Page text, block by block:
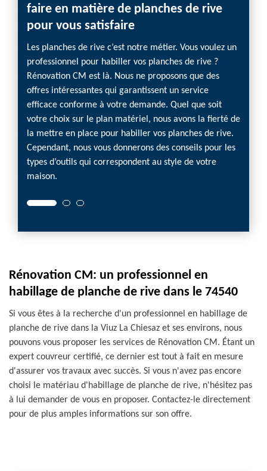
faire en matière de planches de rive
pour vous satisfaire
Les planches de rive c’est notre métier. Vous voulez un
professionnel pour habiller vos planches de rive ?
Rénovation CM est là. Nous ne proposons que des
offres intéressantes qui garantissent un service
efficace conforme à votre demande. Quel que soit
votre choix sur le plan matériel, nous avons la fierté de
la mettre en place pour habiller vos planches de rive.
Cependant, nous vous donnerons des conseils pour les
types d’outils qui correspondent au style de votre
maison.
Rénovation CM: un professionnel en
habillage de planche de rive dans le 74540
Si vous êtes à la recherche d'un professionnel en habillage de
planche de rive dans la Viuz La Chiesaz et ses environs, nous
pouvons vous proposer les services de Rénovation CM. Étant un
expert couvreur certifié, ce dernier est tout à fait en mesure
d'assurer vos travaux avec succès. Si vous n'avez pas encore
choisi le matériau d'habillage de planche de rive, n'hésitez pas
à lui demander de vous en proposer. Contactez-le directement
pour de plus amples informations sur son offre.